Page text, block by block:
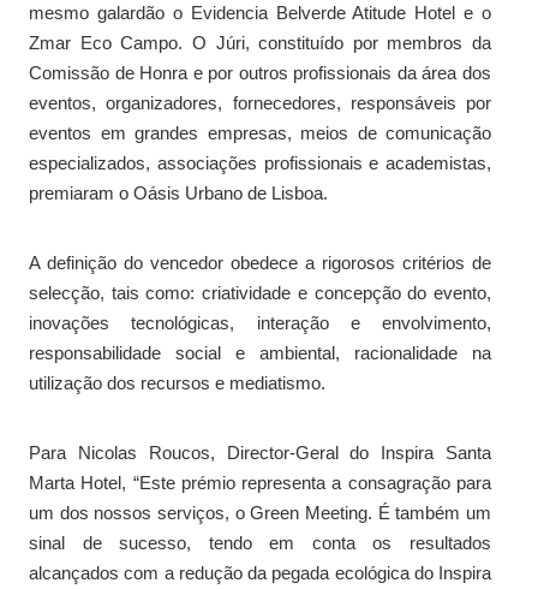
mesmo galardão o Evidencia Belverde Atitude Hotel e o
Zmar Eco Campo. O Júri, constituído por membros da
Comissão de Honra e por outros profissionais da área dos
eventos, organizadores, fornecedores, responsáveis por
eventos em grandes empresas, meios de comunicação
especializados, associações profissionais e academistas,
premiaram o Oásis Urbano de Lisboa.
A definição do vencedor obedece a rigorosos critérios de
selecção, tais como: criatividade e concepção do evento,
inovações tecnológicas, interação e envolvimento,
responsabilidade social e ambiental, racionalidade na
utilização dos recursos e mediatismo.
Para Nicolas Roucos, Director-Geral do Inspira Santa
Marta Hotel, “Este prémio representa a consagração para
um dos nossos serviços, o Green Meeting. É também um
sinal de sucesso, tendo em conta os resultados
alcançados com a redução da pegada ecológica do Inspira